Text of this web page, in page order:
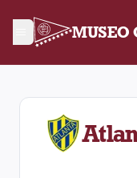
MUSEO
Fecha 10. Partido